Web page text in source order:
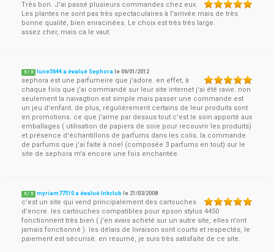
Très bon. J'ai passé plusieurs commandes chez eux.
Les plantes ne sont pas très spectaculaires à l'arrivée mais de très
bonne qualité, bien enracinées. Le choix est très très large.
assez cher, mais ca le vaut.
5 / 5 lune5644 a évalué Sephora le06/01/2012
sephora est une parfumeire que j'adore. en effet, à
chaque fois que j'ai commandé sur leur site internet j'ai été ravie. non
seulement la naivagtion est simple mais passer une commande est
un jeu d'enfant. de plus, régulièrement certains de leur produits sont
en promotions. ce que j'aime par dessus tout c'est le soin apporté aux
emballages ( utilisation de papiers de soie pour recouvrir les produits)
et présence d'échantillons de parfums dans les colis. la commande
de parfums que j'ai faite à noel (composée 3 parfums en tout) sur le
site de sephora m'a encore une fois enchantée.
5 / 5 myriam77510 a évalué Inkclub le 21/03/2008
c'est un site qui vend principalement des cartouches
d'encre. les cartouches compatibles pour epson stylus 4450
fonctionnent très bien ( j'en avais acheté sur un autre site, elles n'ont
jamais fonctionné ). les délais de livraison sont courts et respectés, le
paiement est sécurisé. en résumé, je suis très satisfaite de ce site.